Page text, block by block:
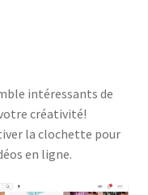
intéressants de
créativité!
la clochette pour
en ligne.